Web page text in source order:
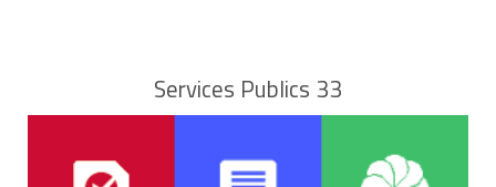
Services Publics 33